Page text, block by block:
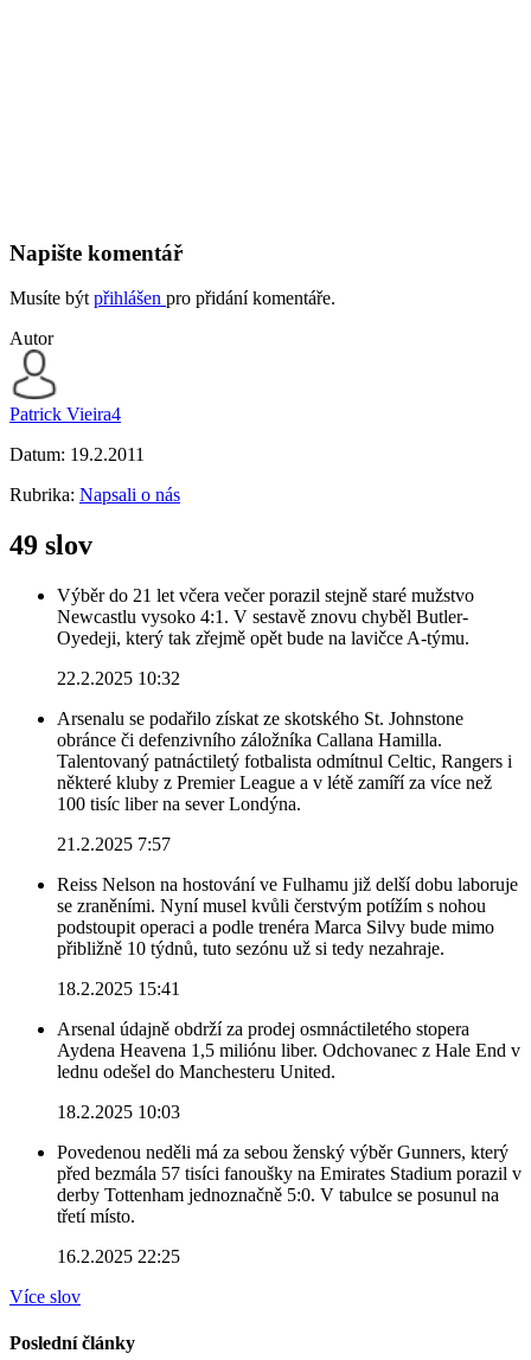
Napište komentář
Musíte být přihlášen pro přidání komentáře.
Autor
Patrick Vieira4
Datum: 19.2.2011
Rubrika: Napsali o nás
49 slov
Výběr do 21 let včera večer porazil stejně staré mužstvo
Newcastlu vysoko 4:1. V sestavě znovu chyběl Butler-
Oyedeji, který tak zřejmě opět bude na lavičce A-týmu.
22.2.2025 10:32
Arsenalu se podařilo získat ze skotského St. Johnstone
obránce či defenzivního záložníka Callana Hamilla.
Talentovaný patnáctiletý fotbalista odmítnul Celtic, Rangers i
některé kluby z Premier League a v létě zamíří za více než
100 tisíc liber na sever Londýna.
21.2.2025 7:57
Reiss Nelson na hostování ve Fulhamu již delší dobu laboruje
se zraněními. Nyní musel kvůli čerstvým potížím s nohou
podstoupit operaci a podle trenéra Marca Silvy bude mimo
přibližně 10 týdnů, tuto sezónu už si tedy nezahraje.
18.2.2025 15:41
Arsenal údajně obdrží za prodej osmnáctiletého stopera
Aydena Heavena 1,5 miliónu liber. Odchovanec z Hale End v
lednu odešel do Manchesteru United.
18.2.2025 10:03
Povedenou neděli má za sebou ženský výběr Gunners, který
před bezmála 57 tisíci fanoušky na Emirates Stadium porazil v
derby Tottenham jednoznačně 5:0. V tabulce se posunul na
třetí místo.
16.2.2025 22:25
Více slov
Poslední články